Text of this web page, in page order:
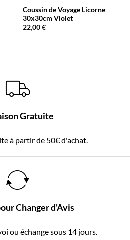
Coussin de Voyage Licorne
30x30cm Violet
22,00€
Gratuite
à partir de 50€ d'achat.
Changer d'Avis
ou échange sous 14 jours.